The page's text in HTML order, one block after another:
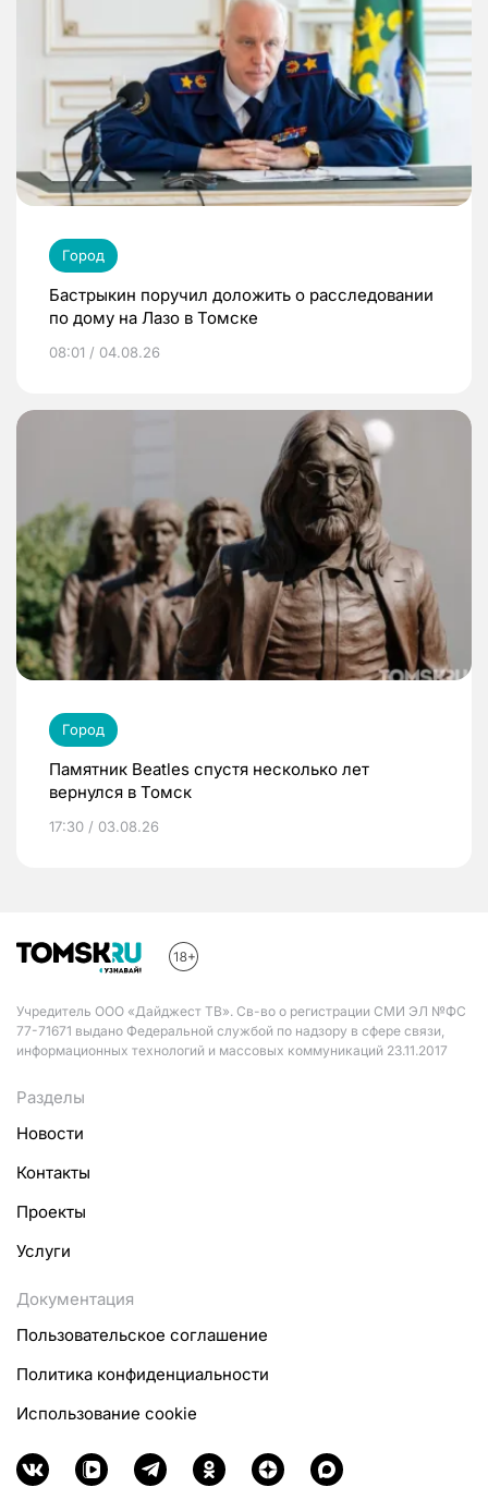
Город
Бастрыкин поручил доложить о расследовании
по дому на Лазо в Томске
08:01 / 04.08.26
Город
Памятник Beatles спустя несколько лет
вернулся в Томск
17:30 / 03.08.26
Учредитель ООО «Дайджест ТВ». Св-во о регистрации СМИ ЭЛ №ФС
77-71671 выдано Федеральной службой по надзору в сфере связи,
информационных технологий и массовых коммуникаций 23.11.2017
Разделы
Новости
Контакты
Проекты
Услуги
Документация
Пользовательское соглашение
Политика конфиденциальности
Использование cookie